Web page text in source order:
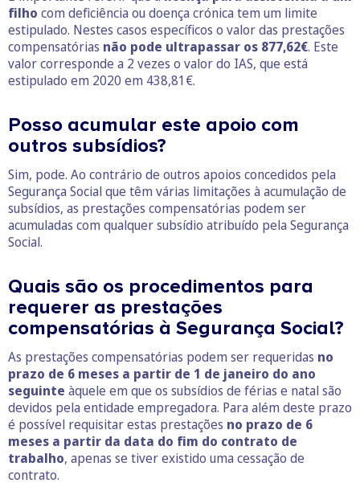
filho com deficiência ou doença crónica tem um limite
estipulado. Nestes casos específicos o valor das prestações
compensatórias não pode ultrapassar os 877,62€. Este
valor corresponde a 2 vezes o valor do IAS, que está
estipulado em 2020 em 438,81€.
Posso acumular este apoio com
outros subsídios?
Sim, pode. Ao contrário de outros apoios concedidos pela
Segurança Social que têm várias limitações à acumulação de
subsídios, as prestações compensatórias podem ser
acumuladas com qualquer subsídio atribuído pela Segurança
Social.
Quais são os procedimentos para
requerer as prestações
compensatórias à Segurança Social?
As prestações compensatórias podem ser requeridas no
prazo de 6 meses a partir de 1 de janeiro do ano
seguinte àquele em que os subsídios de férias e natal são
devidos pela entidade empregadora. Para além deste prazo
é possível requisitar estas prestações no prazo de 6
meses a partir da data do fim do contrato de
trabalho, apenas se tiver existido uma cessação de
contrato.